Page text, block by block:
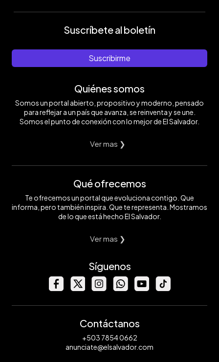
Suscríbete al boletín
Suscribirme
Quiénes somos
Somos un portal abierto, propositivo y moderno, pensado
para reflejar a un país que avanza, se reinventa y se une.
Somos el punto de conexión con lo mejor de El Salvador.
Ver mas ❯
Qué ofrecemos
Te ofrecemos un portal que evoluciona contigo. Que
informa, pero también inspira. Que te representa. Mostramos
de lo que está hecho El Salvador.
Ver mas ❯
Síguenos
Contáctanos
+503 7854 0662
anunciate@elsalvador.com